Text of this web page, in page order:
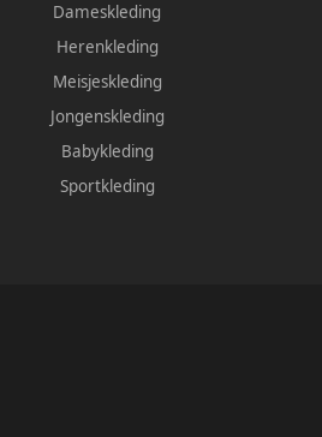
Dameskleding
Herenkleding
Meisjeskleding
Jongenskleding
Babykleding
Sportkleding